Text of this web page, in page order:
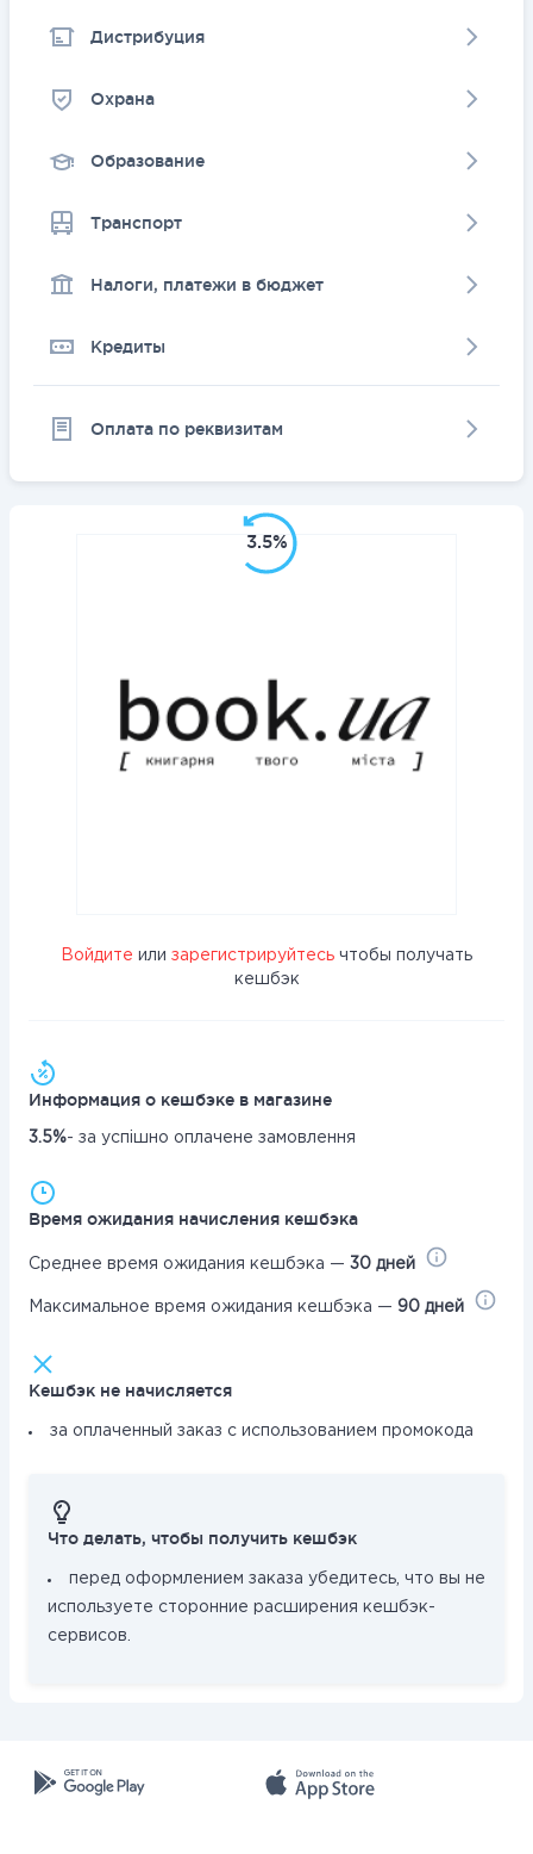
Дистрибуция
Охрана
Образование
Транспорт
Налоги, платежи в бюджет
Кредиты
Оплата по реквизитам
3.5%
Войдите или зарегистрируйтесь чтобы получать
кешбэк
Информация о кешбэке в магазине
3.5%- за успішно оплачене замовлення
Время ожидания начисления кешбэка
Среднее время ожидания кешбэка — 30 дней
Максимальное время ожидания кешбэка — 90 дней
Кешбэк не начисляется
за оплаченный заказ с использованием промокода
Что делать, чтобы получить кешбэк
перед оформлением заказа убедитесь, что вы не
используете сторонние расширения кешбэк-
сервисов.